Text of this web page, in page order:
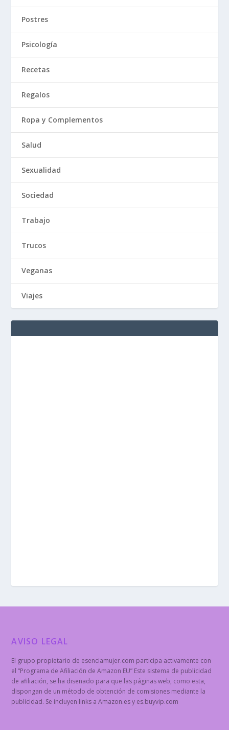
Postres
Psicología
Recetas
Regalos
Ropa y Complementos
Salud
Sexualidad
Sociedad
Trabajo
Trucos
Veganas
Viajes
AVISO LEGAL
El grupo propietario de esenciamujer.com participa activamente con
el “Programa de Afiliación de Amazon EU” Este sistema de publicidad
de afiliación, se ha diseñado para que las páginas web, como esta,
dispongan de un método de obtención de comisiones mediante la
publicidad. Se incluyen links a Amazon.es y es.buyvip.com